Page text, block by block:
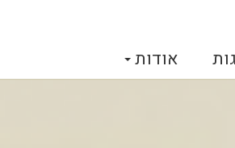
אודות